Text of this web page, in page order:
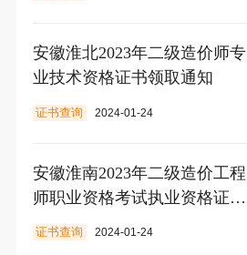
安徽淮北2023年二级造价师专
业技术资格证书领取通知
证书查询 2024-01-24
安徽淮南2023年二级造价工程
师职业资格考试执业资格证书
领取通知
证书查询 2024-01-24